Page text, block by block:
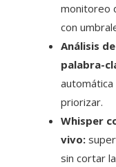
monitoreo
con
Análisis
palabra-
priorizar.
Whisper
vivo:
sin cortar